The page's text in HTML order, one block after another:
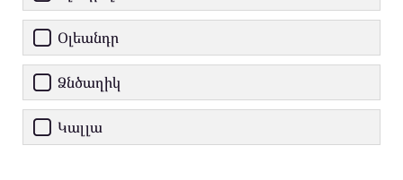
Օլեանդր
Ձնծաղիկ
Կալլա